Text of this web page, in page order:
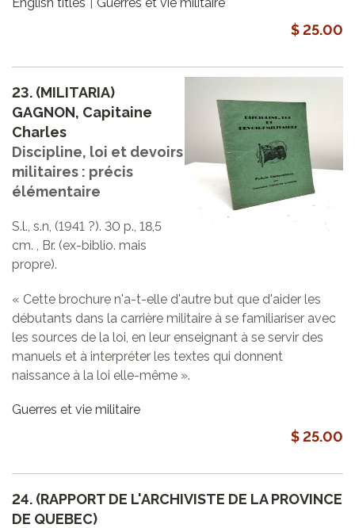
$ 25.00
23. (MILITARIA)
GAGNON, Capitaine
Charles
Discipline, loi et devoirs
militaires : précis
élémentaire
S.l., s.n, (1941 ?). 30 p., 18,5
cm. , Br. (ex-biblio. mais
propre).
« Cette brochure n'a-t-elle d'autre but que d'aider les
débutants dans la carrière militaire à se familiariser avec
les sources de la loi, en leur enseignant à se servir des
manuels et à interpréter les textes qui donnent
naissance à la loi elle-même ».
Guerres et vie militaire
$ 25.00
24. (RAPPORT DE L'ARCHIVISTE DE LA PROVINCE
DE QUEBEC)